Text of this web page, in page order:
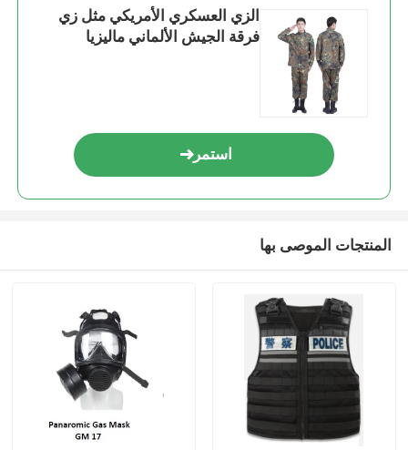
الزي العسكري الأمريكي مثل زي
فرقة الجيش الألماني ماليزيا
استمر
المنتجات الموصى بها